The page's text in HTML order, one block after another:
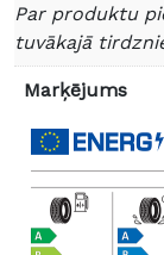
Par produktu
tuvākajā
Marķējums